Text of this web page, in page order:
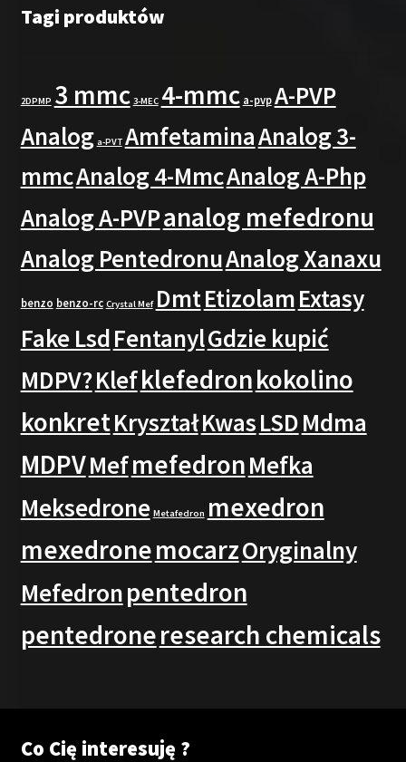
Tagi produktów
2DPMP 3 mmc 3-MEC 4-mmc a-pvp A-PVP
Analog a-PVT AmfetaminaAnalog 3-
mmcAnalog 4-MmcAnalog A-Php
Analog A-PVPanalog mefedronu
Analog PentedronuAnalog Xanaxu
benzo benzo-rc Crystal Mef DmtEtizolamExtasy
Fake LsdFentanylGdzie kupić
MDPV?Klefklefedronkokolino
konkretKryształKwasLSDMdma
MDPVMefmefedronMefka
Meksedrone Metafedron mexedron
mexedronemocarzOryginalny
Mefedronpentedron
pentedroneresearch chemicals
Co Cię interesuję ?